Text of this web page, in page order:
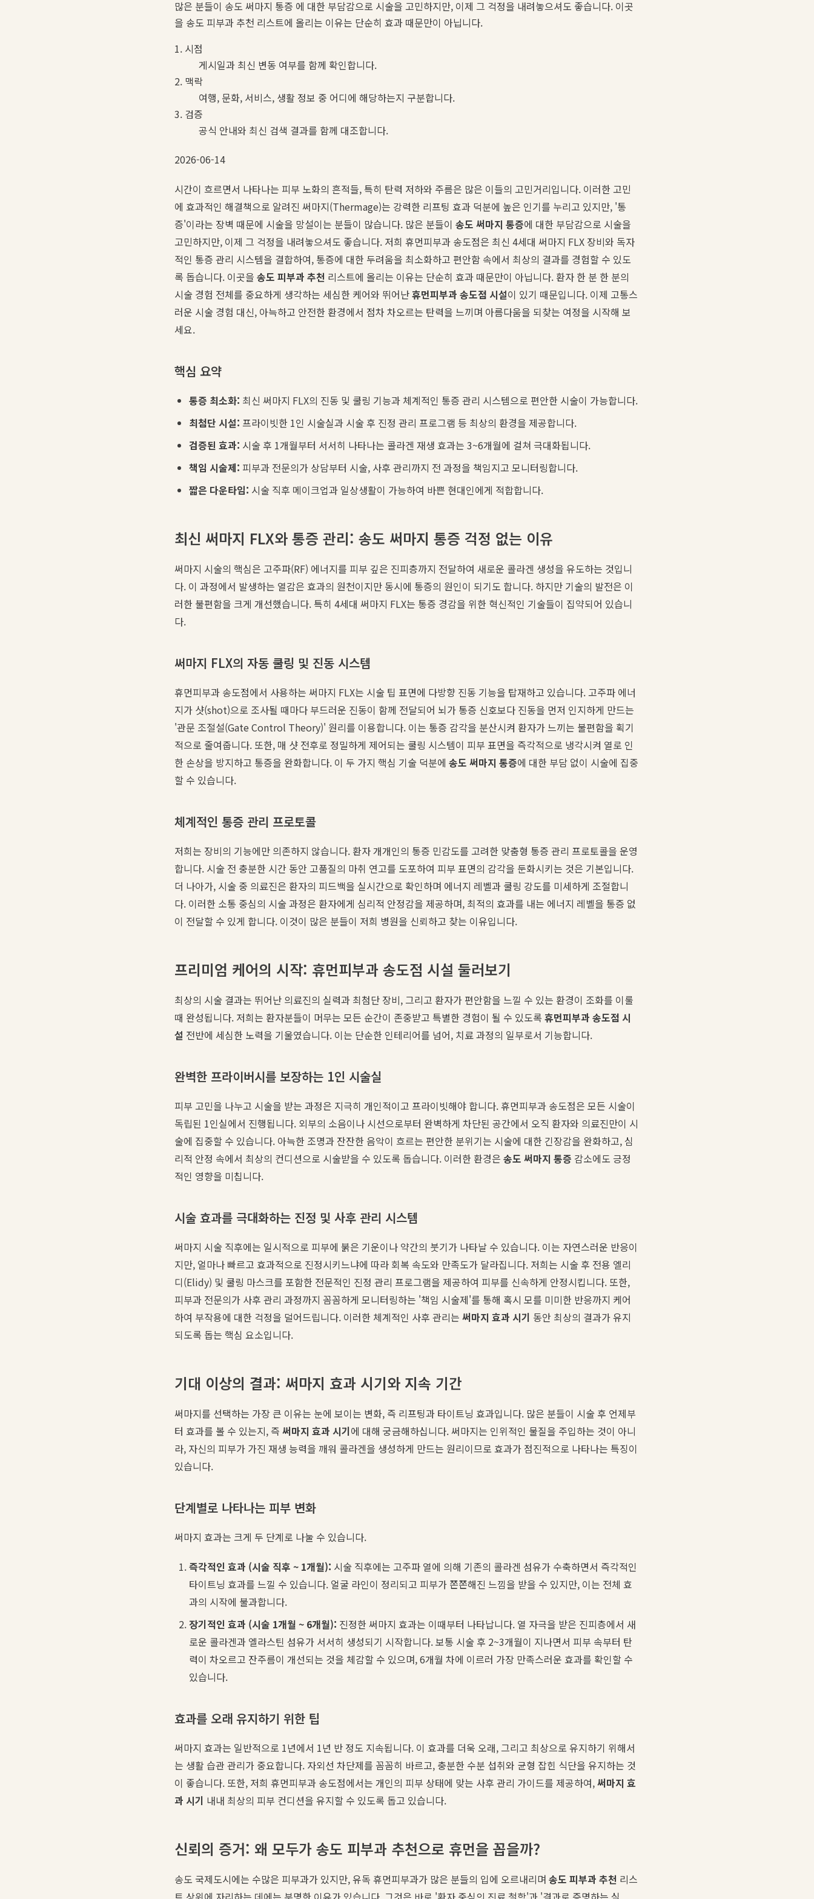
많은 분들이 송도 써마지 통증 에 대한 부담감으로 시술을 고민하지만, 이제 그 걱정을 내려놓으셔도 좋습니다. 이곳
을 송도 피부과 추천 리스트에 올리는 이유는 단순히 효과 때문만이 아닙니다.
1. 시점
게시일과 최신 변동 여부를 함께 확인합니다.
2. 맥락
여행, 문화, 서비스, 생활 정보 중 어디에 해당하는지 구분합니다.
3. 검증
공식 안내와 최신 검색 결과를 함께 대조합니다.
2026-06-14
시간이 흐르면서 나타나는 피부 노화의 흔적들, 특히 탄력 저하와 주름은 많은 이들의 고민거리입니다. 이러한 고민
에 효과적인 해결책으로 알려진 써마지(Thermage)는 강력한 리프팅 효과 덕분에 높은 인기를 누리고 있지만, '통
증'이라는 장벽 때문에 시술을 망설이는 분들이 많습니다. 많은 분들이 송도 써마지 통증에 대한 부담감으로 시술을
고민하지만, 이제 그 걱정을 내려놓으셔도 좋습니다. 저희 휴먼피부과 송도점은 최신 4세대 써마지 FLX 장비와 독자
적인 통증 관리 시스템을 결합하여, 통증에 대한 두려움을 최소화하고 편안함 속에서 최상의 결과를 경험할 수 있도
록 돕습니다. 이곳을 송도 피부과 추천 리스트에 올리는 이유는 단순히 효과 때문만이 아닙니다. 환자 한 분 한 분의
시술 경험 전체를 중요하게 생각하는 세심한 케어와 뛰어난휴먼피부과 송도점 시설이 있기 때문입니다. 이제 고통스
러운 시술 경험 대신, 아늑하고 안전한 환경에서 점차 차오르는 탄력을 느끼며 아름다움을 되찾는 여정을 시작해 보
세요.
핵심 요약
통증 최소화: 최신 써마지 FLX의 진동 및 쿨링 기능과 체계적인 통증 관리 시스템으로 편안한 시술이 가능합니다.
최첨단 시설: 프라이빗한 1인 시술실과 시술 후 진정 관리 프로그램 등 최상의 환경을 제공합니다.
검증된 효과: 시술 후 1개월부터 서서히 나타나는 콜라겐 재생 효과는 3~6개월에 걸쳐 극대화됩니다.
책임 시술제: 피부과 전문의가 상담부터 시술, 사후 관리까지 전 과정을 책임지고 모니터링합니다.
짧은 다운타임: 시술 직후 메이크업과 일상생활이 가능하여 바쁜 현대인에게 적합합니다.
최신 써마지 FLX와 통증 관리: 송도 써마지 통증 걱정 없는 이유
써마지 시술의 핵심은 고주파(RF) 에너지를 피부 깊은 진피층까지 전달하여 새로운 콜라겐 생성을 유도하는 것입니
다. 이 과정에서 발생하는 열감은 효과의 원천이지만 동시에 통증의 원인이 되기도 합니다. 하지만 기술의 발전은 이
러한 불편함을 크게 개선했습니다. 특히 4세대 써마지 FLX는 통증 경감을 위한 혁신적인 기술들이 집약되어 있습니
다.
써마지 FLX의 자동 쿨링 및 진동 시스템
휴먼피부과 송도점에서 사용하는 써마지 FLX는 시술 팁 표면에 다방향 진동 기능을 탑재하고 있습니다. 고주파 에너
지가 샷(shot)으로 조사될 때마다 부드러운 진동이 함께 전달되어 뇌가 통증 신호보다 진동을 먼저 인지하게 만드는
'관문 조절설(Gate Control Theory)' 원리를 이용합니다. 이는 통증 감각을 분산시켜 환자가 느끼는 불편함을 획기
적으로 줄여줍니다. 또한, 매 샷 전후로 정밀하게 제어되는 쿨링 시스템이 피부 표면을 즉각적으로 냉각시켜 열로 인
한 손상을 방지하고 통증을 완화합니다. 이 두 가지 핵심 기술 덕분에 송도 써마지 통증에 대한 부담 없이 시술에 집중
할 수 있습니다.
체계적인 통증 관리 프로토콜
저희는 장비의 기능에만 의존하지 않습니다. 환자 개개인의 통증 민감도를 고려한 맞춤형 통증 관리 프로토콜을 운영
합니다. 시술 전 충분한 시간 동안 고품질의 마취 연고를 도포하여 피부 표면의 감각을 둔화시키는 것은 기본입니다.
더 나아가, 시술 중 의료진은 환자의 피드백을 실시간으로 확인하며 에너지 레벨과 쿨링 강도를 미세하게 조절합니
다. 이러한 소통 중심의 시술 과정은 환자에게 심리적 안정감을 제공하며, 최적의 효과를 내는 에너지 레벨을 통증 없
이 전달할 수 있게 합니다. 이것이 많은 분들이 저희 병원을 신뢰하고 찾는 이유입니다.
프리미엄 케어의 시작: 휴먼피부과 송도점 시설 둘러보기
최상의 시술 결과는 뛰어난 의료진의 실력과 최첨단 장비, 그리고 환자가 편안함을 느낄 수 있는 환경이 조화를 이룰
때 완성됩니다. 저희는 환자분들이 머무는 모든 순간이 존중받고 특별한 경험이 될 수 있도록 휴먼피부과 송도점 시
설 전반에 세심한 노력을 기울였습니다. 이는 단순한 인테리어를 넘어, 치료 과정의 일부로서 기능합니다.
완벽한 프라이버시를 보장하는 1인 시술실
피부 고민을 나누고 시술을 받는 과정은 지극히 개인적이고 프라이빗해야 합니다. 휴먼피부과 송도점은 모든 시술이
독립된 1인실에서 진행됩니다. 외부의 소음이나 시선으로부터 완벽하게 차단된 공간에서 오직 환자와 의료진만이 시
술에 집중할 수 있습니다. 아늑한 조명과 잔잔한 음악이 흐르는 편안한 분위기는 시술에 대한 긴장감을 완화하고, 심
리적 안정 속에서 최상의 컨디션으로 시술받을 수 있도록 돕습니다. 이러한 환경은 송도 써마지 통증 감소에도 긍정
적인 영향을 미칩니다.
시술 효과를 극대화하는 진정 및 사후 관리 시스템
써마지 시술 직후에는 일시적으로 피부에 붉은 기운이나 약간의 붓기가 나타날 수 있습니다. 이는 자연스러운 반응이
지만, 얼마나 빠르고 효과적으로 진정시키느냐에 따라 회복 속도와 만족도가 달라집니다. 저희는 시술 후 전용 엘리
디(Elidy) 및 쿨링 마스크를 포함한 전문적인 진정 관리 프로그램을 제공하여 피부를 신속하게 안정시킵니다. 또한,
피부과 전문의가 사후 관리 과정까지 꼼꼼하게 모니터링하는 '책임 시술제'를 통해 혹시 모를 미미한 반응까지 케어
하여 부작용에 대한 걱정을 덜어드립니다. 이러한 체계적인 사후 관리는 써마지 효과 시기 동안 최상의 결과가 유지
되도록 돕는 핵심 요소입니다.
기대 이상의 결과: 써마지 효과 시기와 지속 기간
써마지를 선택하는 가장 큰 이유는 눈에 보이는 변화, 즉 리프팅과 타이트닝 효과입니다. 많은 분들이 시술 후 언제부
터 효과를 볼 수 있는지, 즉 써마지 효과 시기에 대해 궁금해하십니다. 써마지는 인위적인 물질을 주입하는 것이 아니
라, 자신의 피부가 가진 재생 능력을 깨워 콜라겐을 생성하게 만드는 원리이므로 효과가 점진적으로 나타나는 특징이
있습니다.
단계별로 나타나는 피부 변화
써마지 효과는 크게 두 단계로 나눌 수 있습니다.
즉각적인 효과 (시술 직후 ~ 1개월): 시술 직후에는 고주파 열에 의해 기존의 콜라겐 섬유가 수축하면서 즉각적인
타이트닝 효과를 느낄 수 있습니다. 얼굴 라인이 정리되고 피부가 쫀쫀해진 느낌을 받을 수 있지만, 이는 전체 효
과의 시작에 불과합니다.
장기적인 효과 (시술 1개월 ~ 6개월): 진정한 써마지 효과는 이때부터 나타납니다. 열 자극을 받은 진피층에서 새
로운 콜라겐과 엘라스틴 섬유가 서서히 생성되기 시작합니다. 보통 시술 후 2~3개월이 지나면서 피부 속부터 탄
력이 차오르고 잔주름이 개선되는 것을 체감할 수 있으며, 6개월 차에 이르러 가장 만족스러운 효과를 확인할 수
있습니다.
효과를 오래 유지하기 위한 팁
써마지 효과는 일반적으로 1년에서 1년 반 정도 지속됩니다. 이 효과를 더욱 오래, 그리고 최상으로 유지하기 위해서
는 생활 습관 관리가 중요합니다. 자외선 차단제를 꼼꼼히 바르고, 충분한 수분 섭취와 균형 잡힌 식단을 유지하는 것
이 좋습니다. 또한, 저희 휴먼피부과 송도점에서는 개인의 피부 상태에 맞는 사후 관리 가이드를 제공하여,써마지 효
과 시기 내내 최상의 피부 컨디션을 유지할 수 있도록 돕고 있습니다.
신뢰의 증거: 왜 모두가 송도 피부과 추천으로 휴먼을 꼽을까?
송도 국제도시에는 수많은 피부과가 있지만, 유독 휴먼피부과가 많은 분들의 입에 오르내리며 송도 피부과 추천 리스